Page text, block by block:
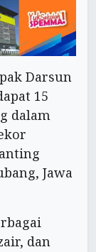
Darsun
15
dalam
Jawa
dan